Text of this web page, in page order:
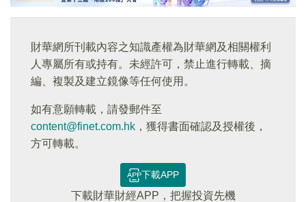
財華網所刊載內容之知識產權為財華網及相關權利
人專屬所有或持有。未經許可，禁止進行轉載、摘
編、複製及建立鏡像等任何使用。
如有意願轉載，請發郵件至
content@finet.com.hk ，獲得書面確認及授權後，
方可轉載。
下載APP
下載財華財經APP，把握投資先機